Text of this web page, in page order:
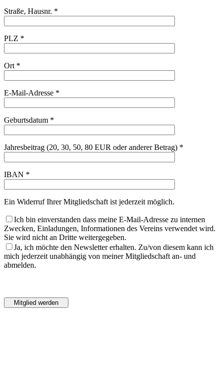
Straße, Hausnr. *
PLZ *
Ort *
E-Mail-Adresse *
Geburtsdatum *
Jahresbeitrag (20, 30, 50, 80 EUR oder anderer Betrag) *
IBAN *
Ein Widerruf Ihrer Mitgliedschaft ist jederzeit möglich.
Ich bin einverstanden dass meine E-Mail-Adresse zu internen
Zwecken, Einladungen, Informationen des Vereins verwendet wird.
Sie wird nicht an Dritte weitergegeben.
Ja, ich möchte den Newsletter erhalten. Zu/von diesem kann ich
mich jederzeit unabhängig von meiner Mitgliedschaft an- und
abmelden.
dieses
Feld
lasse
dieses